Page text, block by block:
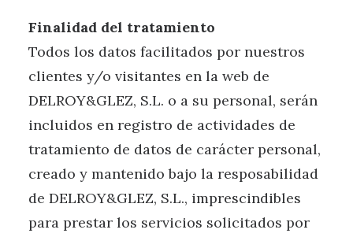
Finalidad del tratamiento
Todos los datos facilitados por nuestros
clientes y/o visitantes en la web de
DELROY&GLEZ, S.L. o a su personal, serán
incluidos en registro de actividades de
tratamiento de datos de carácter personal,
creado y mantenido bajo la resposabilidad
de DELROY&GLEZ, S.L., imprescindibles
para prestar los servicios solicitados por